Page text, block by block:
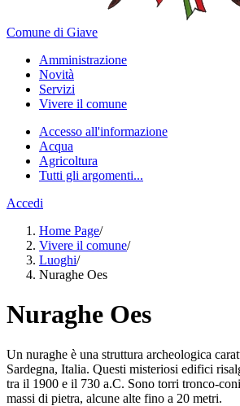
Comune di Giave
Amministrazione
Novità
Servizi
Vivere il comune
Accesso all'informazione
Acqua
Agricoltura
Tutti gli argomenti...
Accedi
Home Page/
Vivere il comune/
Luoghi/
Nuraghe Oes
Nuraghe Oes
Un nuraghe è una struttura archeologica
Sardegna, Italia. Questi misteriosi edifici
tra il 1900 e il 730 a.C. Sono torri tronco-
massi di pietra, alcune alte fino a 20 metri.